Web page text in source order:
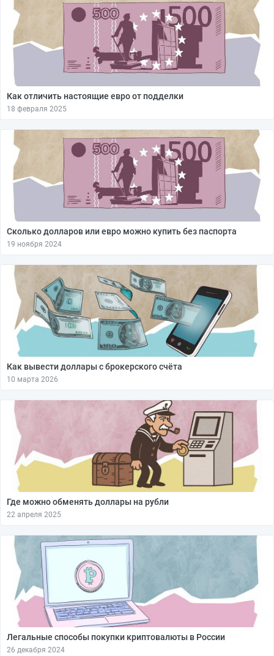
Как отличить настоящие евро от подделки
18 февраля 2025
Сколько долларов или евро можно купить без паспорта
19 ноября 2024
Как вывести доллары с брокерского счёта
10 марта 2026
Где можно обменять доллары на рубли
22 апреля 2025
Легальные способы покупки криптовалюты в России
26 декабря 2024